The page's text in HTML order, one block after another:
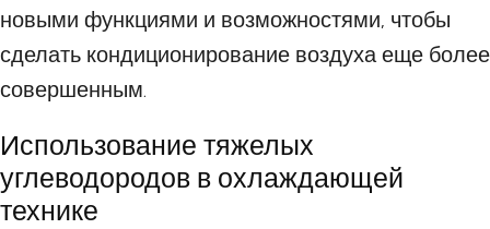
новыми функциями и возможностями, чтобы
сделать кондиционирование воздуха еще более
совершенным.
Использование тяжелых
углеводородов в охлаждающей
технике